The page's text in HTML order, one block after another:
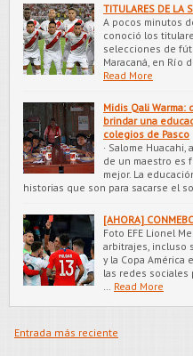
TITULARES DE LA
A pocos minutos
conoció los
selecciones de
Maracaná, en Río
Read More
Midis Qali
brindar una
colegios de Pasco
· Salome
de un maestro es
mejor. La
historias que son para sacarse el
[AHORA]
Foto EFE Lionel
arbitrajes, incluso
y la Copa América
las redes sociales
Read More
Entrada más reciente